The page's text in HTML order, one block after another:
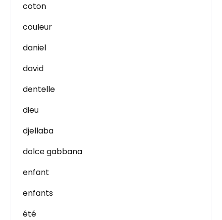
coton
couleur
daniel
david
dentelle
dieu
djellaba
dolce gabbana
enfant
enfants
été